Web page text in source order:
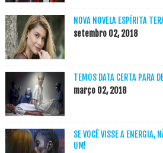
NOVA NOVELA ESPÍRITA
setembro 02, 2018
TEMOS DATA CERTA PARA
março 02, 2018
SE VOCÊ VISSE A ENERGIA,
UM!